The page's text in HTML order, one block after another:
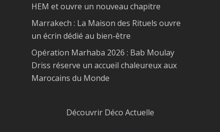
HEM et ouvre un nouveau chapitre
Marrakech : La Maison des Rituels ouvre
un écrin dédié au bien-être
Opération Marhaba 2026 : Bab Moulay
Driss réserve un accueil chaleureux aux
Marocains du Monde
Découvrir Déco Actuelle